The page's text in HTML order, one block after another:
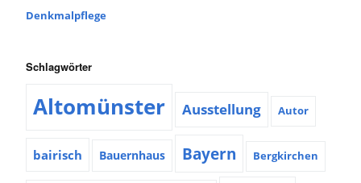
Denkmalpflege
Schlagwörter
Altomünster Ausstellung Autor
bairisch Bauernhaus Bayern Bergkirchen